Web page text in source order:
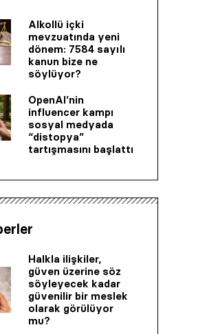
Alkollü içki
mevzuatında yeni
dönem: 7584 sayılı
kanun bize ne
söylüyor?
OpenAI’nin
influencer kampı
sosyal medyada
“distopya”
tartışmasını başlattı
Halkla ilişkiler,
güven üzerine söz
söyleyecek kadar
güvenilir bir mes­lek
olarak görülüyor
mu?